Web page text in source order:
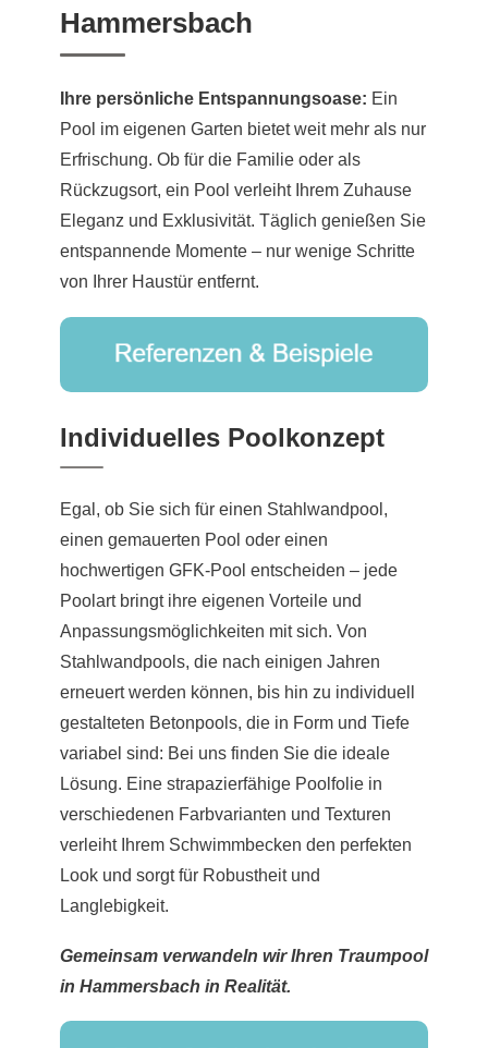
Hammersbach
Ihre persönliche Entspannungsoase: Ein
Pool im eigenen Garten bietet weit mehr als nur
Erfrischung. Ob für die Familie oder als
Rückzugsort, ein Pool verleiht Ihrem Zuhause
Eleganz und Exklusivität. Täglich genießen Sie
entspannende Momente – nur wenige Schritte
von Ihrer Haustür entfernt.
Individuelles Poolkonzept
Egal, ob Sie sich für einen Stahlwandpool,
einen gemauerten Pool oder einen
hochwertigen GFK-Pool entscheiden – jede
Poolart bringt ihre eigenen Vorteile und
Anpassungsmöglichkeiten mit sich. Von
Stahlwandpools, die nach einigen Jahren
erneuert werden können, bis hin zu individuell
gestalteten Betonpools, die in Form und Tiefe
variabel sind: Bei uns finden Sie die ideale
Lösung. Eine strapazierfähige Poolfolie in
verschiedenen Farbvarianten und Texturen
verleiht Ihrem Schwimmbecken den perfekten
Look und sorgt für Robustheit und
Langlebigkeit.
Gemeinsam verwandeln wir Ihren Traumpool
in Hammersbach in Realität.